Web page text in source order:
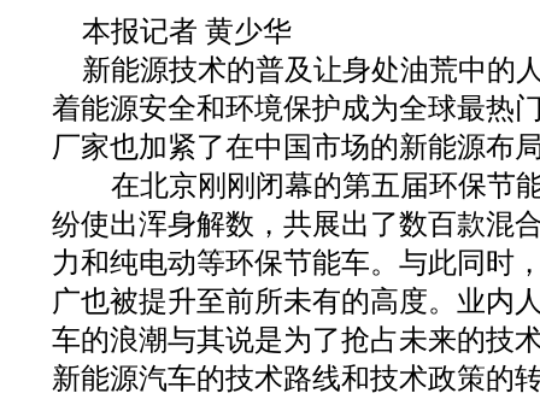
本报记者 黄少华
新能源技术的普及让身处油荒中的
着能源安全和环境保护成为全球最热
厂家也加紧了在中国市场的新能源布
在北京刚刚闭幕的第五届环保节
纷使出浑身解数，共展出了数百款混
力和纯电动等环保节能车。与此同时
广也被提升至前所未有的高度。业内
车的浪潮与其说是为了抢占未来的技
新能源汽车的技术路线和技术政策的